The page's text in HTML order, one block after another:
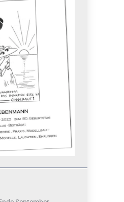
mit / pay by
Richtlinie (EU)